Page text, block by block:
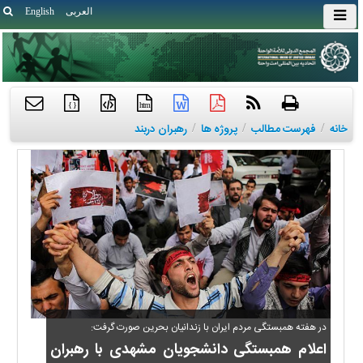
English العربی
htm
{ }
خانه / فهرست مطالب / پروژه ها / رهبران دربند
در هفته همبستگی مردم ایران با زندانیان بحرین صورت گرفت:
اعلام همبستگی دانشجویان مشهدی با رهبران